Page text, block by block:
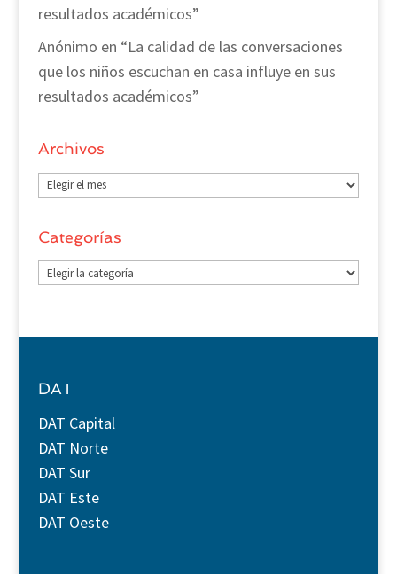
resultados académicos”
Anónimo en “La calidad de las conversaciones
que los niños escuchan en casa influye en sus
resultados académicos”
Archivos
Archivos
Categorías
Categorías
DAT
DAT Capital
DAT Norte
DAT Sur
DAT Este
DAT Oeste